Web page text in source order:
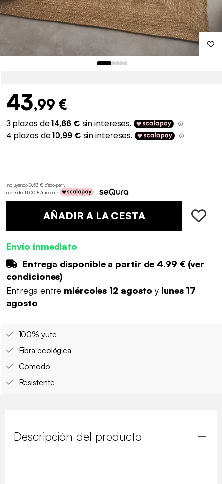
43,99 €
Incluyendo 0,53 € d'éco-part.
o desde 11,00 €/mes con
AÑADIR A LA CESTA
Envío inmediato
Entrega disponible a partir de 4.99 €(ver
condiciones)
Entrega entre miércoles 12 agostoy lunes 17
agosto
100% yute
Fibra ecológica
Cómodo
Resistente
Descripción del producto